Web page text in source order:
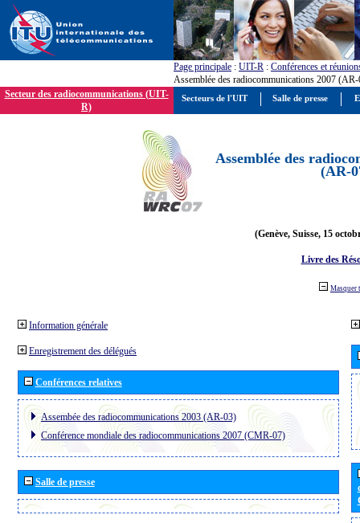
Page principale : UIT-R : Conférences et
Assemblée des radiocommunications 2007
Secteur des radiocommunications (UIT-
R)
Assemblée des
(AR-
(Genève, Suisse, 15
Livre des
Masquer
Information générale
Enregistrement des délégués
Conférences relatives
Assembée des radiocommunications 2003 (AR-03)
Conférence mondiale des radiocommunications 2007 (CMR-07)
Salle de presse
Secteurs de l'UIT Salle de presse